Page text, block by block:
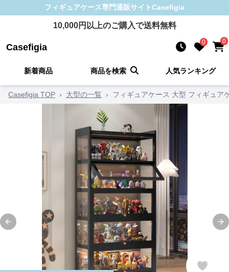
フィギュアケース専門通販サイトCasefigia
10,000円以上のご購入で送料無料
Casefigia 0 0
新着商品 商品を検索 人気ランキング
Casefigia TOP › 大型の一覧 › フィギュアケース 大型 フィギュア
Previous slide